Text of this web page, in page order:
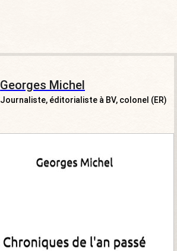
Georges Michel
Journaliste, éditorialiste à BV, colonel (ER)